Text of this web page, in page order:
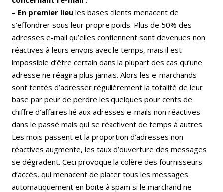
– En premier lieu les bases clients menacent de
s’effondrer sous leur propre poids. Plus de 50% des
adresses e-mail qu’elles contiennent sont devenues non
réactives à leurs envois avec le temps, mais il est
impossible d’être certain dans la plupart des cas qu’une
adresse ne réagira plus jamais. Alors les e-marchands
sont tentés d’adresser régulièrement la totalité de leur
base par peur de perdre les quelques pour cents de
chiffre d’affaires lié aux adresses e-mails non réactives
dans le passé mais qui se réactivent de temps à autres.
Les mois passent et la proportion d’adresses non
réactives augmente, les taux d’ouverture des messages
se dégradent. Ceci provoque la colère des fournisseurs
d’accès, qui menacent de placer tous les messages
automatiquement en boite à spam si le marchand ne